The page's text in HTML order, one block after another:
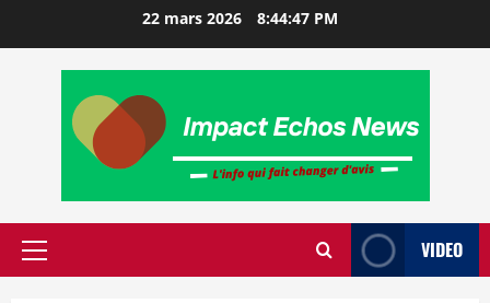
22 mars 2026 8:44:47 PM
VIDEO